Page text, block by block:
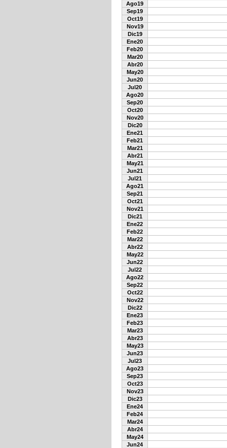
Ago19
Sep19
Oct19
Nov19
Dic19
Ene20
Feb20
Mar20
Abr20
May20
Jun20
Jul20
Ago20
Sep20
Oct20
Nov20
Dic20
Ene21
Feb21
Mar21
Abr21
May21
Jun21
Jul21
Ago21
Sep21
Oct21
Nov21
Dic21
Ene22
Feb22
Mar22
Abr22
May22
Jun22
Jul22
Ago22
Sep22
Oct22
Nov22
Dic22
Ene23
Feb23
Mar23
Abr23
May23
Jun23
Jul23
Ago23
Sep23
Oct23
Nov23
Dic23
Ene24
Feb24
Mar24
Abr24
May24
Jun24